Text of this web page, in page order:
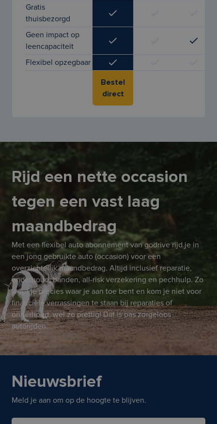
Gratis
thuisbezorgd
Geen impact op
leencapaciteit
Flexibel opzegbaar
Bestel
direct
Rijd een nette occasion
tegen een vast laag
maandbedrag
Met een flexibel auto abonnement van godrive rijd je in
een jong gebruikte auto (occasion) voor een
overzichtelijk maandbedrag. Altijd inclusief reparatie,
onderhoud, banden, all-risk verzekering en pechhulp. Zo
weet je precies waar je aan toe bent en kom je niet voor
financiële verrassingen te staan bij reparaties of
onderhoud, wel zo prettig! Dat is pas zorgeloos
autorijden.
Nieuwsbrief
Meld je aan om op de hoogte te blijven.